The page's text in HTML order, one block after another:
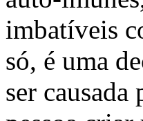
imbatíveis
só, é uma
ser